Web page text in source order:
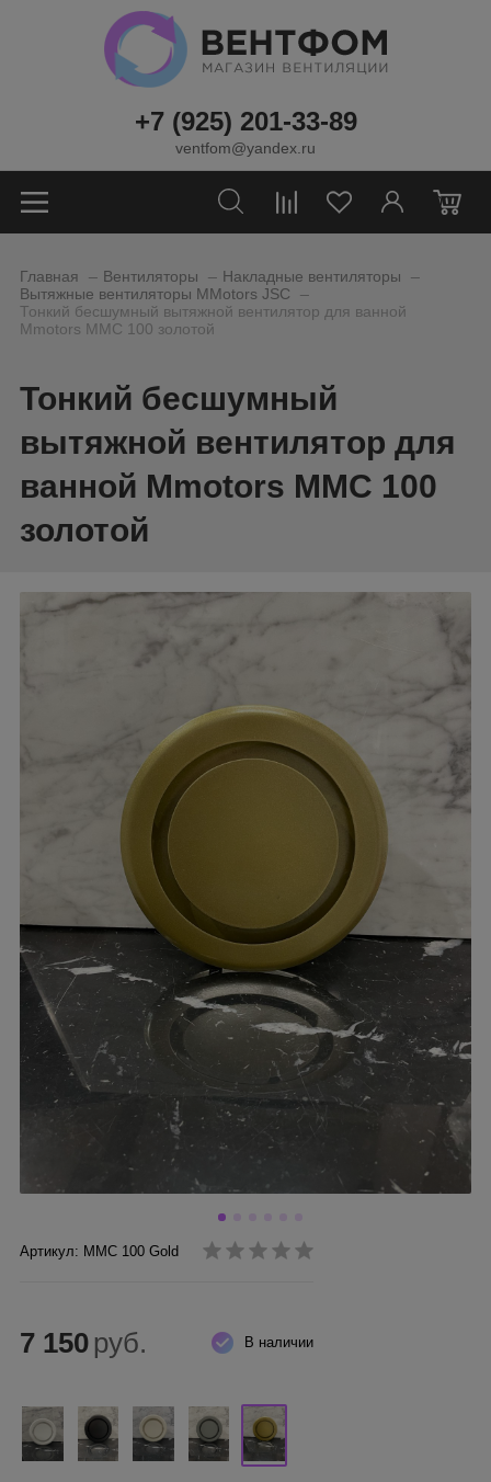
+7 (925) 201-33-89
ventfom@yandex.ru
0
Главная Вентиляторы Накладные вентиляторы
Вытяжные вентиляторы MMotors JSC _
Тонкий бесшумный вытяжной вентилятор для ванной
Mmotors ММC 100 золотой
Тонкий бесшумный
вытяжной вентилятор для
ванной Mmotors ММC 100
золотой
Артикул: ММC 100 Gold
В наличии
7 150 руб.